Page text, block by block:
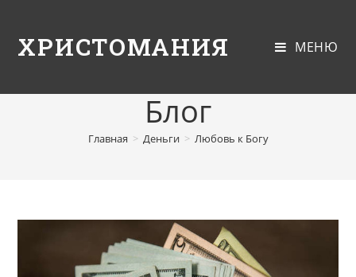
ХРИСТОМАНИЯ МЕНЮ
Блог
Главная > Деньги > Любовь к Богу